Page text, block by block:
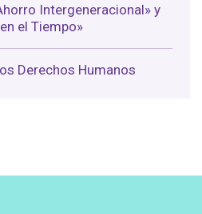
Intergeneracional» y
el Tiempo»
Derechos Humanos